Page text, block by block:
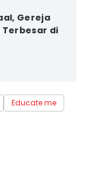
Gereja
di
Educate me